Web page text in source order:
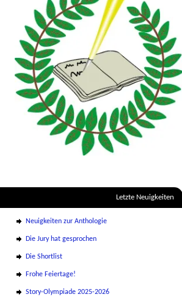
Letzte Neuigkeiten
Neuigkeiten zur Anthologie
Die Jury hat gesprochen
Die Shortlist
Frohe Feiertage!
Story-Olympiade 2025-2026